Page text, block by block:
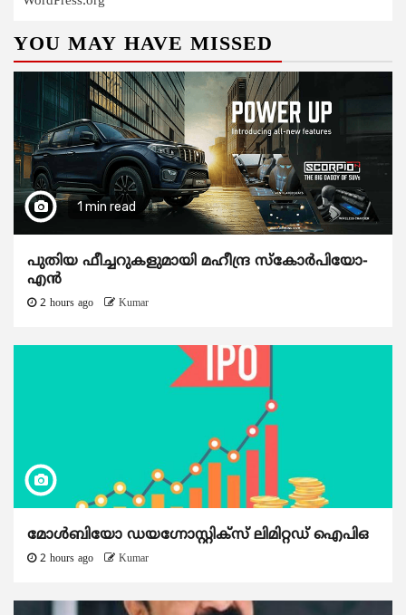
YOU MAY HAVE MISSED
1 min read
പുതിയ ഫീച്ചറുകളുമായി മഹീന്ദ്ര സ്കോർപിയോ-
എൻ
2 hours ago Kumar
മോൾബിയോ ഡയഗ്നോസ്റ്റിക്സ് ലിമിറ്റഡ് ഐപിഒ
2 hours ago Kumar